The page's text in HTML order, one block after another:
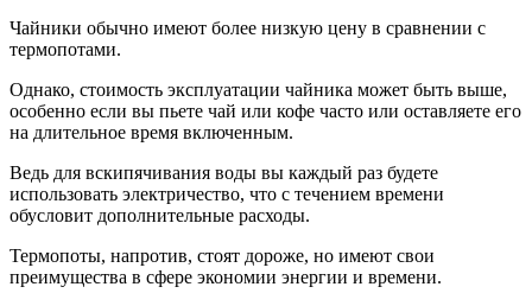
Чайники обычно имеют более низкую цену в сравнении с
термопотами.
Однако, стоимость эксплуатации чайника может быть выше,
особенно если вы пьете чай или кофе часто или оставляете его
на длительное время включенным.
Ведь для вскипячивания воды вы каждый раз будете
использовать электричество, что с течением времени
обусловит дополнительные расходы.
Термопоты, напротив, стоят дороже, но имеют свои
преимущества в сфере экономии энергии и времени.